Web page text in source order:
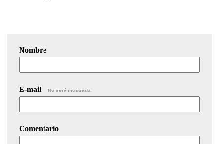
Nombre
E-mail No será mostrado.
Comentario